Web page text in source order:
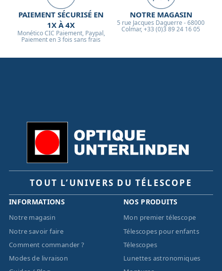
PAIEMENT SÉCURISÉ EN
1X À 4X
Monético CIC Paiement, Paypal,
Paiement en 3 fois sans frais
NOTRE MAGASIN
5 rue Jacques Daguerre - 68000
Colmar, +33 (0)3 89 24 16 05
TOUT L’UNIVERS DU TÉLESCOPE
INFORMATIONS
Notre magasin
Notre savoir faire
Comment commander ?
Modes de livraison
NOS PRODUITS
Mon premier télescope
Télescopes pour enfants
Télescopes
Lunettes astronomiques